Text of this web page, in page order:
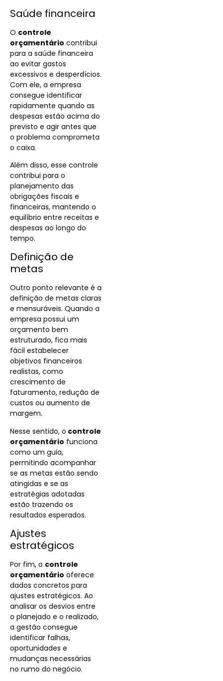
Saúde financeira
O controle
orçamentário contribui
para a saúde financeira
ao evitar gastos
excessivos e desperdícios.
Com ele, a empresa
consegue identificar
rapidamente quando as
despesas estão acima do
previsto e agir antes que
o problema comprometa
o caixa.
Além disso, esse controle
contribui para o
planejamento das
obrigações fiscais e
financeiras, mantendo o
equilíbrio entre receitas e
despesas ao longo do
tempo.
Definição de
metas
Outro ponto relevante é a
definição de metas claras
e mensuráveis. Quando a
empresa possui um
orçamento bem
estruturado, fica mais
fácil estabelecer
objetivos financeiros
realistas, como
crescimento de
faturamento, redução de
custos ou aumento de
margem.
Nesse sentido, o controle
orçamentário funciona
como um guia,
permitindo acompanhar
se as metas estão sendo
atingidas e se as
estratégias adotadas
estão trazendo os
resultados esperados.
Ajustes
estratégicos
Por fim, o controle
orçamentário oferece
dados concretos para
ajustes estratégicos. Ao
analisar os desvios entre
o planejado e o realizado,
a gestão consegue
identificar falhas,
oportunidades e
mudanças necessárias
no rumo do negócio.